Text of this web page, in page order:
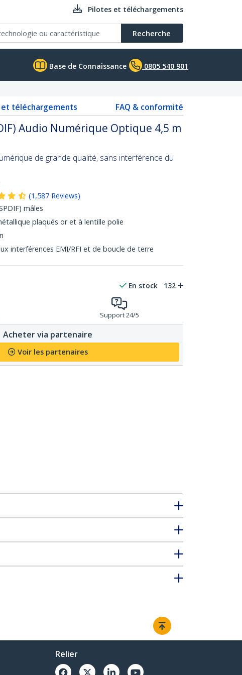
Pilotes et téléchargements
Recherche
Base de Connaissance 0805 540 901
téléchargements FAQ & conformité
Audio Numérique Optique 4,5 m
de grande qualité, sans interférence du
(1,587 Reviews)
mâles
plaqués or et à lentille polie
interférences EMI/RFI et de boucle de terre
En stock 132
Support 24/5
Acheter via partenaire
Voir les partenaires
Relier